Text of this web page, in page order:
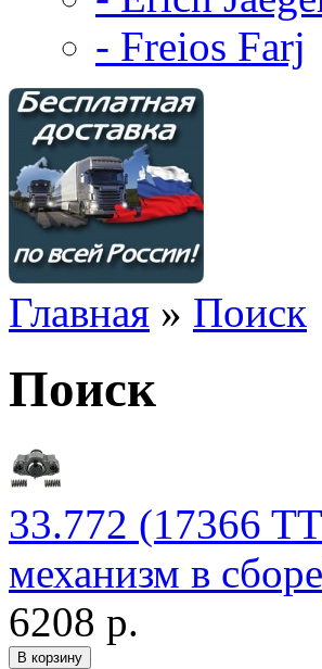
- Freios Farj
Главная » Поиск
Поиск
33.772 (17366
механизм в
6208 р.